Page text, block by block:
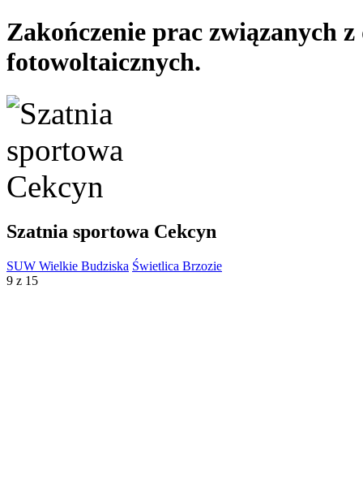
Zakończenie prac związanych
fotowoltaicznych.
Szatnia sportowa Cekcyn
SUW Wielkie Budziska Świetlica Brzozie
9 z 15